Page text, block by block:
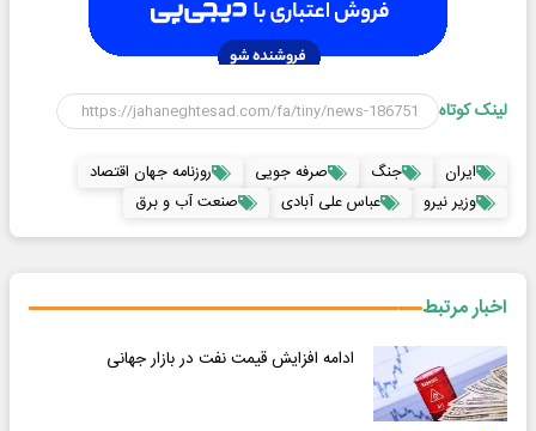
لینک کوتاه
ایران جنگ صرفه جویی
روزنامه جهان اقتصاد
وزیر نیرو
عباس علی آبادی صنعت آب و برق
اخبار مرتبط
ادامه افزایش قیمت نفت در بازار جهانی